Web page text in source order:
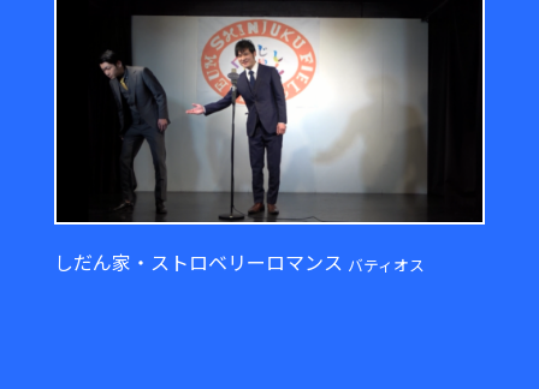
しだん家・ストロベリーロマンス バティオス